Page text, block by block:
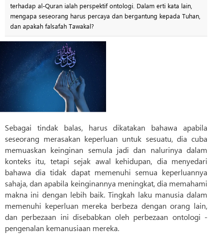
terhadap al-Quran ialah perspektif ontologi. Dalam erti kata lain,
mengapa seseorang harus percaya dan bergantung kepada Tuhan,
dan apakah falsafah Tawakal?
Sebagai tindak balas, harus dikatakan bahawa apabila
seseorang merasakan keperluan untuk sesuatu, dia cuba
memuaskan keinginan semula jadi dan nalurinya dalam
konteks itu, tetapi sejak awal kehidupan, dia menyedari
bahawa dia tidak dapat memenuhi semua keperluannya
sahaja, dan apabila keinginannya meningkat, dia memahami
makna ini dengan lebih baik. Tingkah laku manusia dalam
memenuhi keperluan mereka berbeza dengan orang lain,
dan perbezaan ini disebabkan oleh perbezaan ontologi -
pengenalan kemanusiaan mereka.